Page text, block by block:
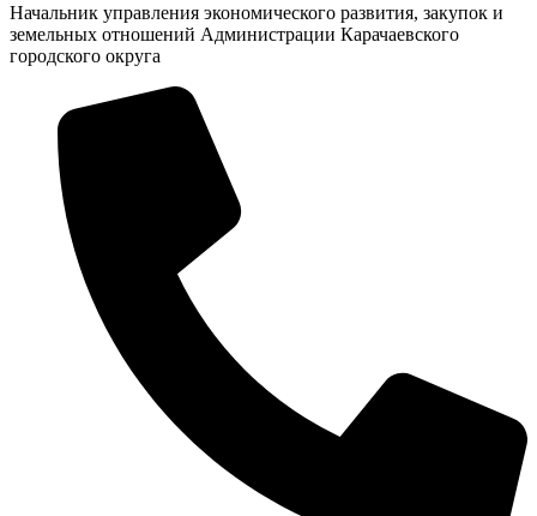
Начальник управления экономического развития, закупок и
земельных отношений Администрации Карачаевского
городского округа